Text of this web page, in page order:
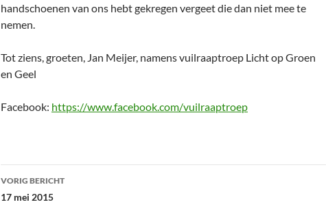
handschoenen van ons hebt gekregen vergeet die dan niet mee te
nemen.
Tot ziens, groeten, Jan Meijer, namens vuilraaptroep Licht op Groen
en Geel
Facebook: https://www.facebook.com/vuilraaptroep
Bericht
navigatie
VORIG BERICHT
17 mei 2015